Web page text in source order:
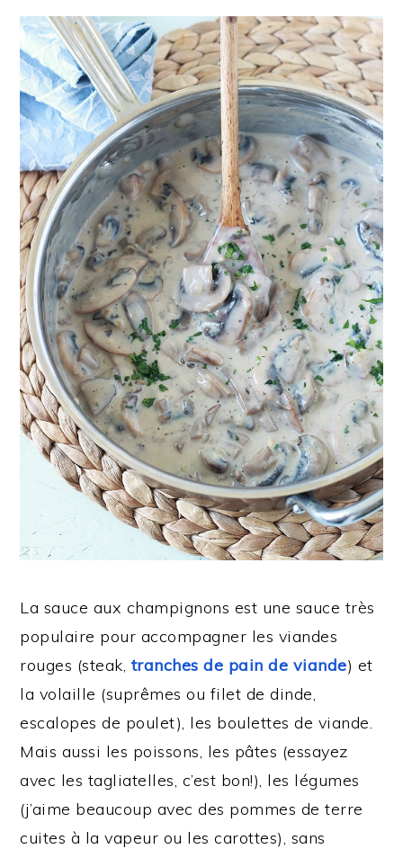
La sauce aux champignons est une sauce très
populaire pour accompagner les viandes
rouges (steak, tranches de pain de viande) et
la volaille (suprêmes ou filet de dinde,
escalopes de poulet), les boulettes de viande.
Mais aussi les poissons, les pâtes (essayez
avec les tagliatelles, c’est bon!), les légumes
(j’aime beaucoup avec des pommes de terre
cuites à la vapeur ou les carottes), sans